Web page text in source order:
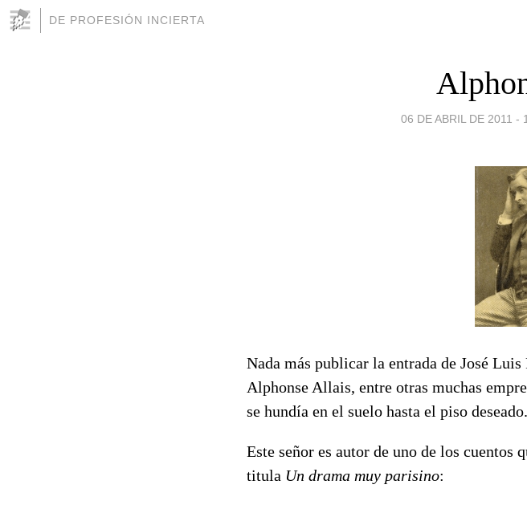
DE PROFESIÓN INCIERTA
06 DE ABRIL DE 2011 -
Nada más publicar la entrada de José
Alphonse Allais, entre otras muchas
se hundía en el suelo hasta el piso deseado.
Este señor es autor de uno de los cuentos
titula Un drama muy parisino: